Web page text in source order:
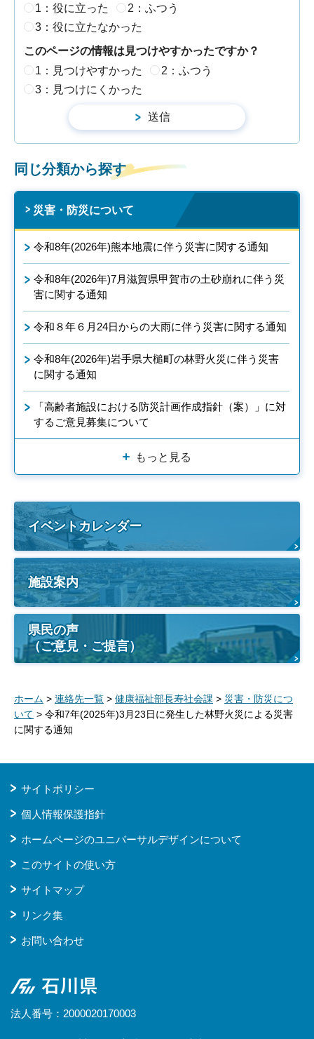
1：役に立った
2：ふつう
3：役に立たなかった
このページの情報は見つけやすかったですか？
1：見つけやすかった
2：ふつう
3：見つけにくかった
同じ分類から探す
災害・防災について
令和8年(2026年)熊本地震に伴う災害に関する通知
令和8年(2026年)7月滋賀県甲賀市の土砂崩れに伴う災
害に関する通知
令和８年６月24日からの大雨に伴う災害に関する通知
令和8年(2026年)岩手県大槌町の林野火災に伴う災害
に関する通知
「高齢者施設における防災計画作成指針（案）」に対
するご意見募集について
もっと見る
イベントカレンダー
施設案内
県民の声
（ご意見・ご提言）
ホーム > 連絡先一覧 > 健康福祉部長寿社会課 > 災害・防災につ
いて > 令和7年(2025年)3月23日に発生した林野火災による災害
に関する通知
サイトポリシー
個人情報保護指針
ホームページのユニバーサルデザインについて
このサイトの使い方
サイトマップ
リンク集
お問い合わせ
石川県
法人番号：2000020170003